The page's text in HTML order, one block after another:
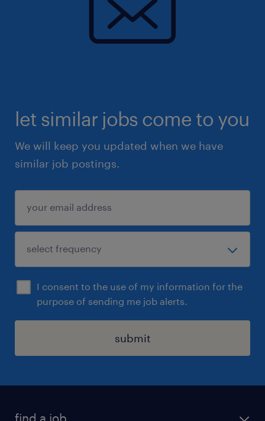
let similar jobs come to you
We will keep you updated when we have
similar job postings.
I consent to the use of my information for the
purpose of sending me job alerts.
submit
find a job